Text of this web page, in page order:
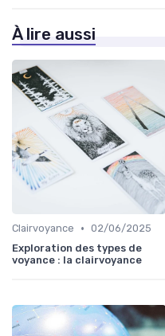
À lire aussi
Clairvoyance • 02/06/2025
Exploration des types de
voyance : la clairvoyance